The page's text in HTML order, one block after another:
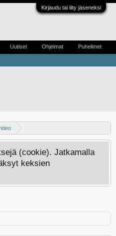
Kirjaudu tai liity jäseneksi
(cookie). Jatkamalla
keksien
Uutiset Ohjelmat Puhelimet